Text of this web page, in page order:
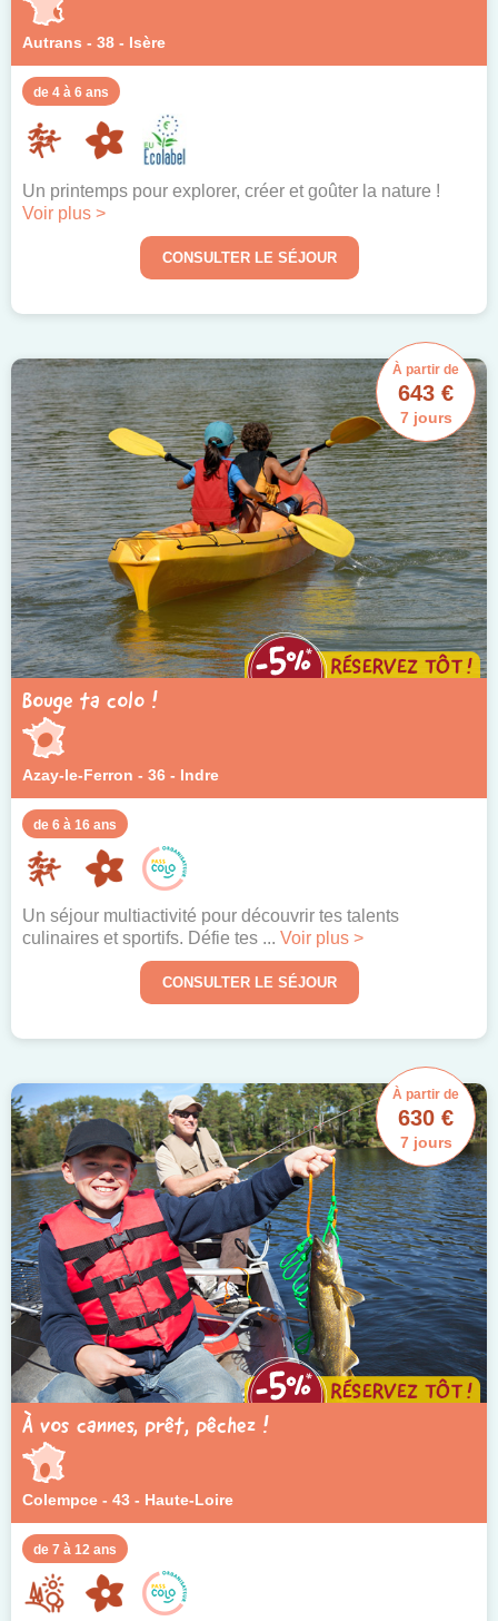
Autrans - 38 - Isère
de 4 à 6 ans
Un printemps pour explorer, créer et goûter la nature !
Voir plus >
CONSULTER LE SÉJOUR
Bouge ta colo !
Azay-le-Ferron - 36 - Indre
de 6 à 16 ans
À partir de
643 €
7 jours
Un séjour multiactivité pour découvrir tes talents
culinaires et sportifs. Défie tes ... Voir plus >
CONSULTER LE SÉJOUR
À vos cannes, prêt, pêchez !
Colempce - 43 - Haute-Loire
de 7 à 12 ans
À partir de
630 €
7 jours